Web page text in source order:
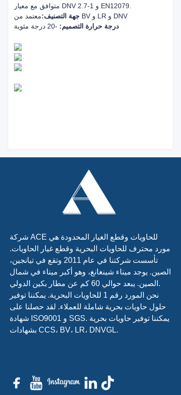
متوافق مع معيار DNV 2.7-1 و EN12079.
جهة التصنيف:
معتمد من BV و LR و DNV
درجة حرارة التصميم: -20 درجة مئوية
شركة ACE للحاويات وقطع الغيار المحدودة هي
مورد محترف للحاويات البحرية وقطع غيار الحاويات.
تأسست شركتنا في عام 2011 وتقع في تيانجين،
الصين. يوجد ميناء شينغانغ، وهو أكبر ميناء في شمال
الصين. يبعد حوالي 60 كم عن مطار بكين الدولي.
نحن المورد رقم 1 للحاويات البحرية. يمكننا توفير
حلول حاويات بحرية شاملة للعملاء. لقد حصلنا على
شهادة ISO9001 و SGS. يمكننا توفير حاويات بحرية
بشهادات CCS، BV، LR، DNVGL.